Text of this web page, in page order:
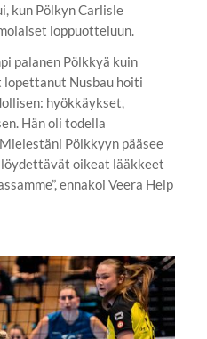
kun Pölkyn Carlisle
loppuotteluun.
palanen Pölkkyä kuin
lopettanut Nusbau hoiti
hyökkäykset,
Hän oli todella
Pölkkyyn pääsee
oikeat lääkkeet
ennakoi Veera Help